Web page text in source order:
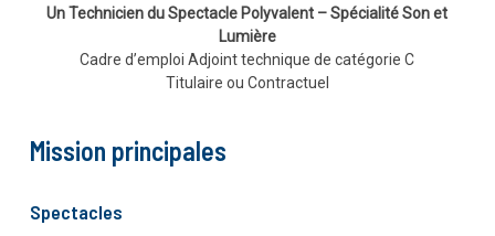
Un Technicien du Spectacle Polyvalent – Spécialité Son et
Lumière
Cadre d’emploi Adjoint technique de catégorie C
Titulaire ou Contractuel
Mission principales
Spectacles